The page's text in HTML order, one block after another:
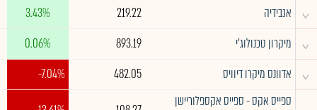
^ אנבידיה 219.22
3.43%
^ מיקרון טכנולוג'י 893.19
0.06%
^ אדוונס מיקרו דיוויס 482.05
-7.04%
ספייס אקס - ספייס אקספלוריישן